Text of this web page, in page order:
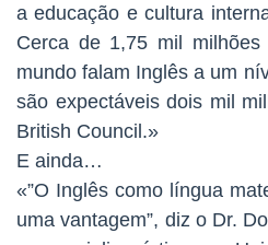
a educação e cultura
Cerca de 1,75 mil
mundo falam Inglês a um
são expectáveis dois mil
British Council.»
E ainda…
«”O Inglês como língua
uma vantagem”, diz o Dr.